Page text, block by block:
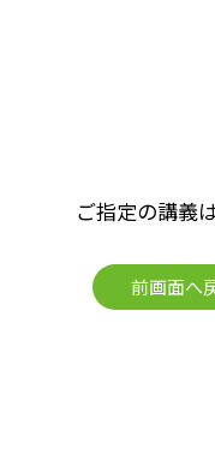
ご指定の講義
前画面へ